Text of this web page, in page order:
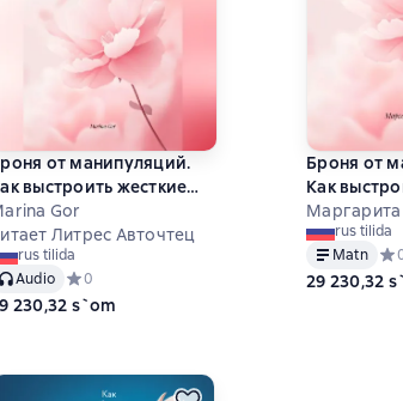
от манипуляций.
выстроить жесткие
и перестать
Gor
Литрес Авточтец
rus tilida
Audio
Средний рейтинг 0 на основе 0 оценок
0
230,32 s`om
Броня от
Как
границы и
Маргарита
rus tilida
Matn
29 230,32